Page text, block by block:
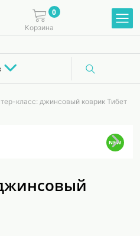
0
Корзина
класс: джинсовый коврик Тибет